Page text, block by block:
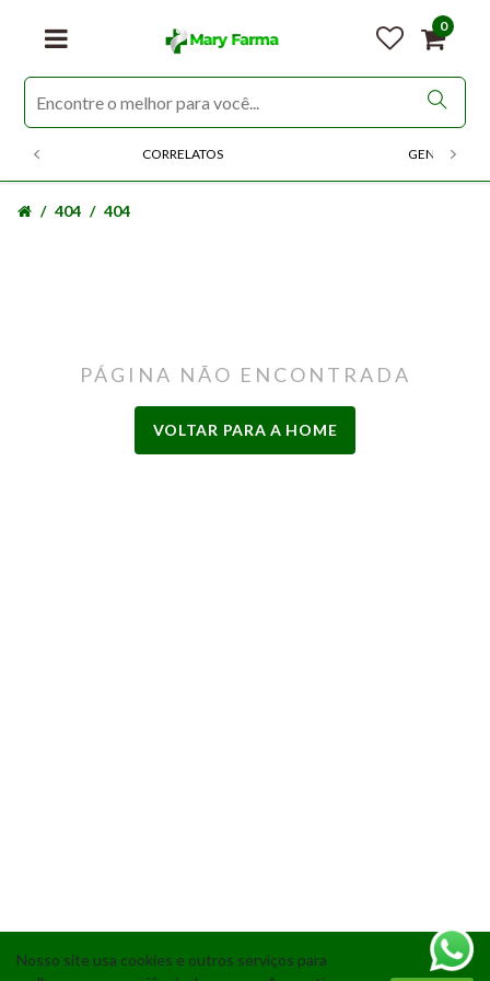
Nosso site usa cookies e outros serviços para
0
CORRELATOS GENERICOS
404 404
PÁGINA NÃO ENCONTRADA
VOLTAR PARA A HOME